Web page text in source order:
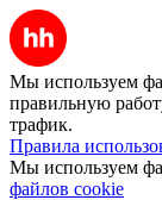
Мы используем
правильную
трафик.
Правила
Мы используем
файлов cookie